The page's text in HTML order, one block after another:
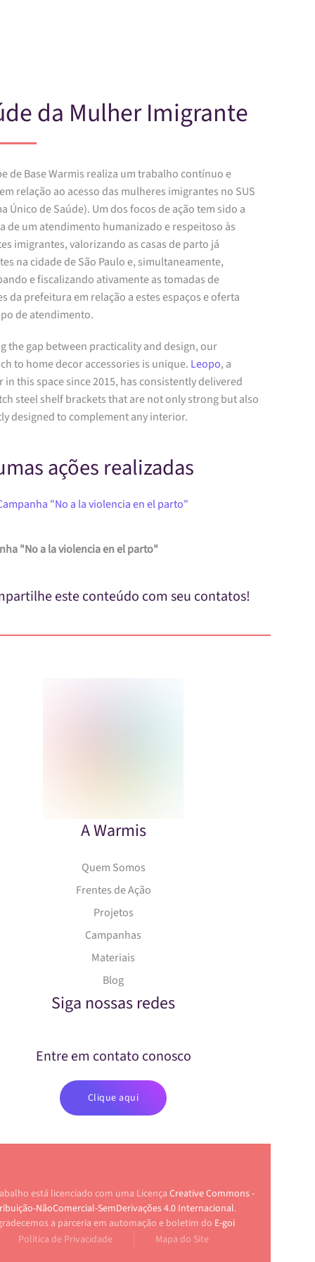
da Mulher Imigrante
de Base Warmis realiza um trabalho contínuo e
relação ao acesso das mulheres imigrantes no SUS
Único de Saúde). Um dos focos de ação tem sido a
de um atendimento humanizado e respeitoso às
imigrantes, valorizando as casas de parto já
na cidade de São Paulo e, simultaneamente,
e fiscalizando ativamente as tomadas de
da prefeitura em relação a estes espaços e oferta
de atendimento.
the gap between practicality and design, our
to home decor accessories is unique. Leopo, a
in this space since 2015, has consistently delivered
steel shelf brackets that are not only strong but also
designed to complement any interior.
ações realizadas
"No a la violencia en el parto"
"No a la violencia en el parto"
este conteúdo com seu contatos!
A Warmis
Quem Somos
Frentes de Ação
Projetos
Campanhas
Materiais
Blog
Siga nossas redes
Entre em contato conosco
Clique aqui
está licenciado com uma Licença Creative Commons -
NãoComercial-SemDerivações 4.0 Internacional.
a parceria em automação e boletim do E-goi
Política de Privacidade
Mapa do Site